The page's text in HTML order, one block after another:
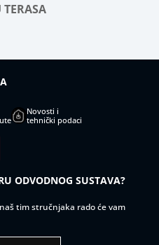
Novosti i
tehnički podaci
ODVODNOG SUSTAVA?
tim stručnjaka rado će vam